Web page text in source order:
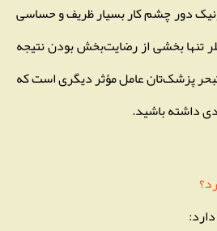
دور چشم کار بسیار ظریف و حساسی
تنها بخشی از رضایت‌بخش بودن نتیجه
پزشک‌تان عامل مؤثر دیگری است که
داشته باشید.